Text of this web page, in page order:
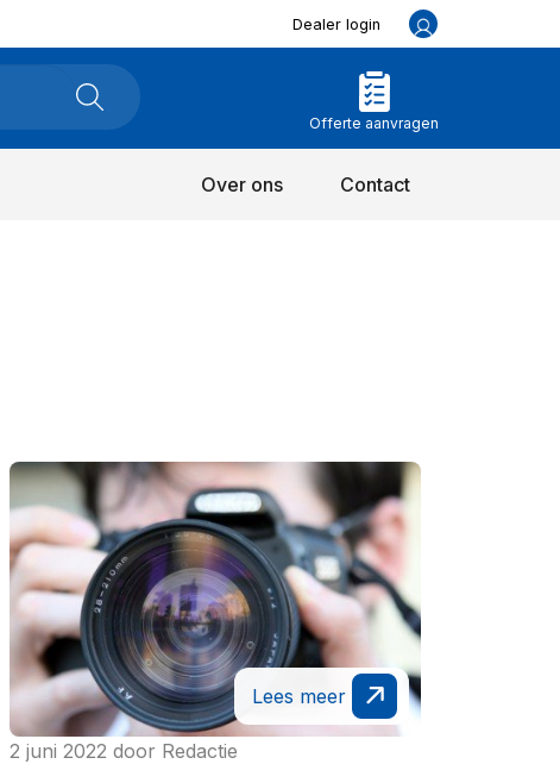
Dealer login
Offerte aanvragen
Over ons Contact
Lees meer
2 juni 2022 door Redactie